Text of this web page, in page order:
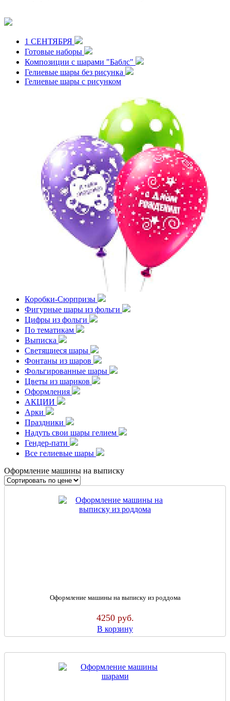
1 СЕНТЯБРЯ
Готовые наборы
Композиции с шарами "Баблс"
Гелиевые шары без рисунка
Гелиевые шары с рисунком
Коробки-Сюрпризы
Фигурные шары из фольги
Цифры из фольги
По тематикам
Выписка
Светящиеся шары
Фонтаны из шаров
Фольгированные шары
Цветы из шариков
Оформления
АКЦИИ
Арки
Праздники
Надуть свои шары гелием
Гендер-пати
Все гелиевые шары
Оформление машины на выписку
Оформление машины на выписку из роддома
4250 руб.
В корзину